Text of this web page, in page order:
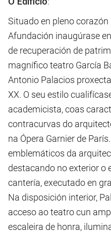
Situado en pleno
Afundación inaugúrase
de recuperación de
magnífico teatro García
Antonio Palacios
XX. O seu estilo
academicista, coas
contracurvas do
na Ópera Garnier de
emblemáticos da
destacando no exterior o
cantería, executado en
Na disposición interior,
acceso ao teatro cun
escaleira de honra,